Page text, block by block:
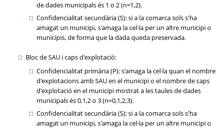
de dades municipals és 1 o 2 (n=1,2).
Confidencialitat secundària (S): si a la comarca sols s'ha
amagat un municipi, s'amaga la cel·la per un altre municipi o
municipis, de forma que la dada queda preservada.
Bloc de SAU i caps d'explotació:
Confidencialitat primària (P): s'amaga la cel·la quan el nombre
d'explotacions amb SAU en el municipi o el nombre de caps
d'explotació en el municipi mostrat a les taules de dades
municipals és 0,1,2 o 3 (n=0,1,2,3).
Confidencialitat secundària (S): si a la comarca sols s'ha
amagat un municipi, s'amaga la cel·la per un altre municipi o